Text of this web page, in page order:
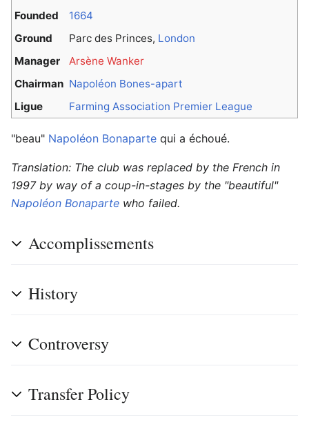
Founded
1664
Ground
Parc des Princes, London
Manager
Arsène Wanker
Chairman Napoléon Bones-apart
Ligue
Farming Association Premier League
"beau" Napoléon Bonaparte qui a échoué.
Translation: The club was replaced by the French in
1997 by way of a coup-in-stages by the "beautiful"
Napoléon Bonaparte who failed.
Accomplissements
History
Controversy
Transfer Policy